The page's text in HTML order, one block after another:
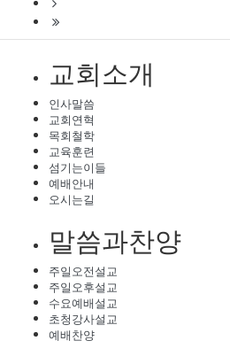
교회소개
인사말씀
교회연혁
목회철학
교육훈련
섬기는이들
예배안내
오시는길
말씀과찬양
주일오전설교
주일오후설교
수요예배설교
초청강사설교
예배찬양